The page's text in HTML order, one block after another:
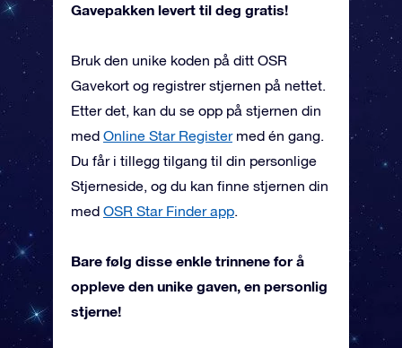
Gavepakken levert til deg gratis!
Bruk den unike koden på ditt OSR
Gavekort og registrer stjernen på nettet.
Etter det, kan du se opp på stjernen din
med Online Star Registermed én gang.
Du får i tillegg tilgang til din personlige
Stjerneside, og du kan finne stjernen din
med OSR Star Finder app.
Bare følg disse enkle trinnene for å
oppleve den unike gaven, en personlig
stjerne!